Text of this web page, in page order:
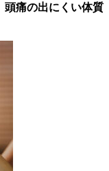
頭痛の出にくい体質